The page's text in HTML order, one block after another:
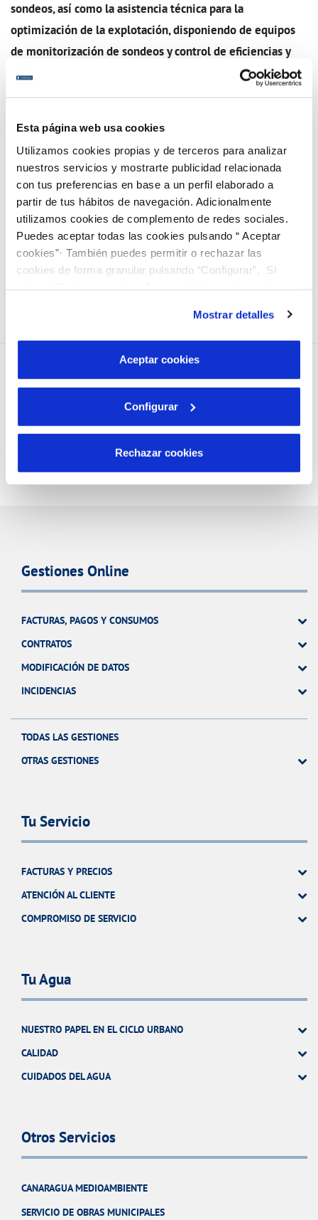
Esta página web usa cookies
Utilizamos cookies propias y de terceros para analizar
nuestros servicios y mostrarte publicidad relacionada
con tus preferencias en base a un perfil elaborado a
partir de tus hábitos de navegación. Adicionalmente
utilizamos cookies de complemento de redes sociales.
Puedes aceptar todas las cookies pulsando “ Aceptar
cookies”· También puedes permitir o rechazar las
cookies de forma granular pulsando “Configurar”. Si
son indispensables para que el sitio web funcione y que
por tanto no se pueden desactivar. Puedes consultar
más información en nuestraPolítica de Cookies
Mostrar detalles
Aceptar cookies
Configurar
Rechazar cookies
sondeos, así como la asistencia técnica para la
optimización de la explotación, disponiendo de equipos
de monitorización de sondeos y control de eficiencias y
rendimientos y de limpieza e higienización de entubado y
recuperación de capacidad productiva.
Apostamos por un modelo de gestión integral más
eficiente que las soluciones actuales. Por ello, hemos
desarrollado una innovadora y exclusiva línea de
productos orientada a la optimización operativa de
sondeos y pozos de agua, que permiten mantener la
producción entre rangos de eficiencia optimizados y
simplificar su operativa, generando ahorros que incluso
pueden superar el 30%.
Gestiones Online
FACTURAS, PAGOS Y CONSUMOS
CONTRATOS
MODIFICACIÓN DE DATOS
INCIDENCIAS
TODAS LAS GESTIONES
OTRAS GESTIONES
Tu Servicio
FACTURAS Y PRECIOS
ATENCIÓN AL CLIENTE
COMPROMISO DE SERVICIO
Tu Agua
NUESTRO PAPEL EN EL CICLO URBANO
CALIDAD
CUIDADOS DEL AGUA
Otros Servicios
CANARAGUA MEDIOAMBIENTE
SERVICIO DE OBRAS MUNICIPALES